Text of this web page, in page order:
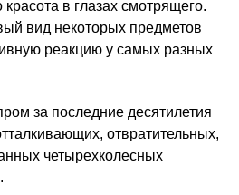
красота в глазах смотрящего.
вид некоторых предметов
реакцию у самых разных
за последние десятилетия
отвратительных,
четырехколесных